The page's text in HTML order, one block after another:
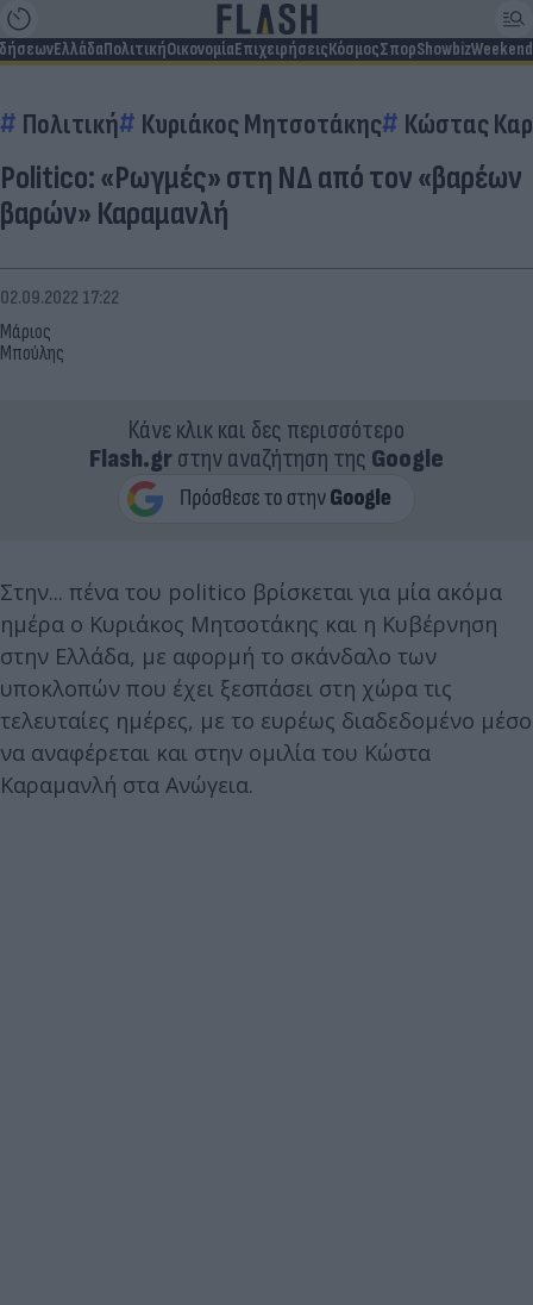
ΕλλάδαΠολιτικήΟικονομίαΕπιχειρήσειςΚόσμοςΣπορShowbizWeekend
Πολιτική Κυριάκος Μητσοτάκης Κώστας
Politico: «Ρωγμές» στη ΝΔ από τον «βαρέων
βαρών» Καραμανλή
Μάριος
Μπούλης
02.09.2022 17:22
Κάνε κλικ και δες περισσότερο
Flash.grστην αναζήτηση της Google
Στην... πένα του politico βρίσκεται για μία ακόμα
ημέρα ο Κυριάκος Μητσοτάκης και η Κυβέρνηση
στην Ελλάδα, με αφορμή το σκάνδαλο των
υποκλοπών που έχει ξεσπάσει στη χώρα τις
τελευταίες ημέρες, με το ευρέως διαδεδομένο μέσο
να αναφέρεται και στην ομιλία του Κώστα
Καραμανλή στα Ανώγεια.